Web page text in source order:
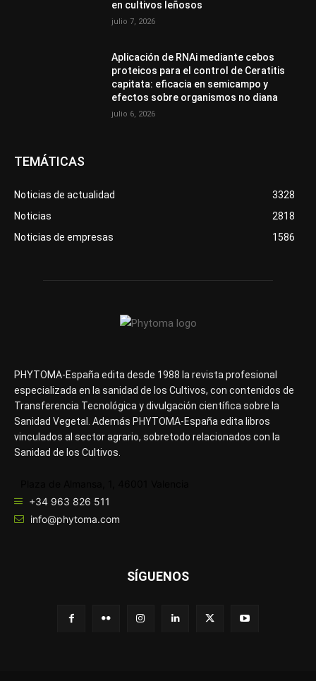
en cultivos leñosos
julio 7, 2026
Aplicación de RNAi mediante cebos
proteicos para el control de Ceratitis
capitata: eficacia en semicampo y
efectos sobre organismos no diana
julio 6, 2026
TEMÁTICAS
Noticias de actualidad
3328
Noticias
2818
Noticias de empresas
1586
PHYTOMA-España edita desde 1988 la revista profesional
especializada en la sanidad de los Cultivos, con contenidos de
Transferencia Tecnológica y divulgación científica sobre la
Sanidad Vegetal. Además PHYTOMA-España edita libros
vinculados al sector agrario, sobretodo relacionados con la
Sanidad de los Cultivos.
+34 963 826 511
info@phytoma.com
SÍGUENOS